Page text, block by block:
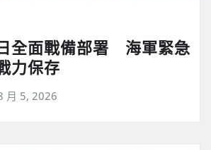
全面戰備部署 海軍緊急
力保存
月 5, 2026